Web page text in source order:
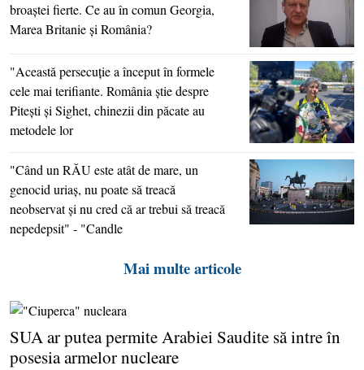
broaştei fierte. Ce au în comun Georgia,
Marea Britanie şi România?
"Această persecuţie a început în formele
cele mai terifiante. România ştie despre
Piteşti şi Sighet, chinezii din păcate au
metodele lor
"Când un RĂU este atât de mare, un
genocid uriaş, nu poate să treacă
neobservat şi nu cred că ar trebui să treacă
nepedepsit" - "Candle
Mai multe articole
SUA ar putea permite Arabiei Saudite să intre în
posesia armelor nucleare